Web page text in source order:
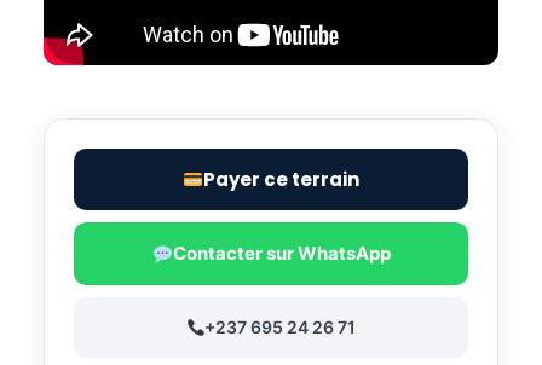
Payer ce terrain
Contacter sur WhatsApp
+237 695 24 26 71